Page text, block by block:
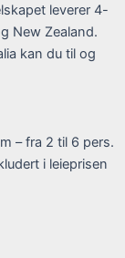
leverer 4-
New Zealand.
kan du til og
– fra 2 til 6 pers.
i leieprisen